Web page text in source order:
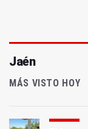
Jaén
MÁS VISTO HOY